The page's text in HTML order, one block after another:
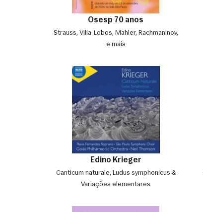
Osesp 70 anos
Strauss, Villa-Lobos, Mahler, Rachmaninov,
e mais
Edino Krieger
Canticum naturale, Ludus symphonicus &
Variações elementares